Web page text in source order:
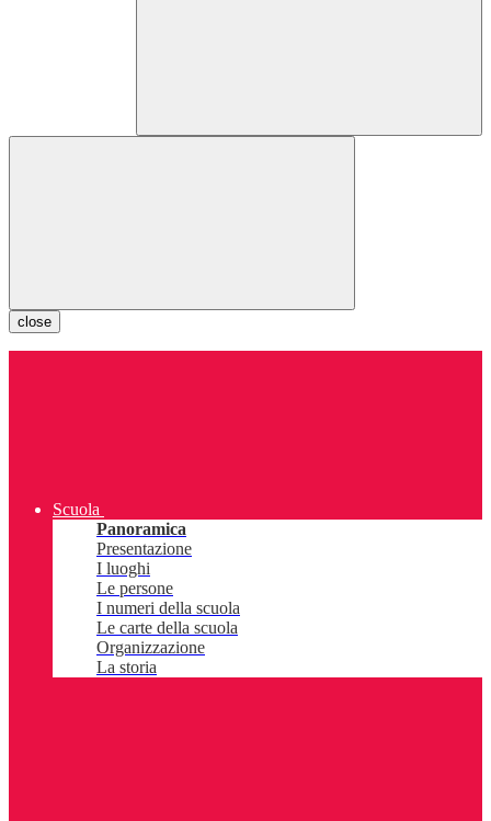
close
Scuola
Panoramica
Presentazione
I luoghi
Le persone
I numeri della scuola
Le carte della scuola
Organizzazione
La storia